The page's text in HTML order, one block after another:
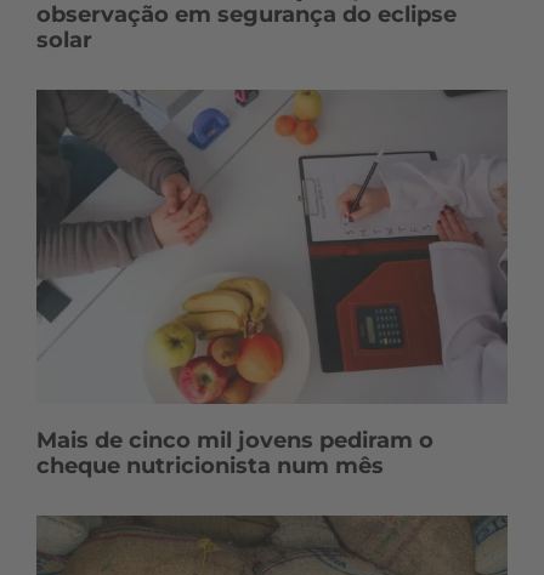
observação em segurança do eclipse
solar
Mais de cinco mil jovens pediram o
cheque nutricionista num mês